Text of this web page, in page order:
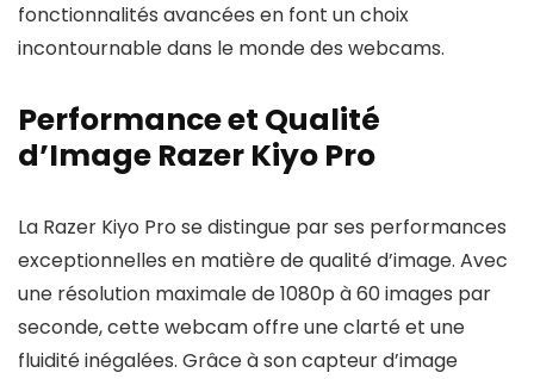
fonctionnalités avancées en font un choix
incontournable dans le monde des webcams.
Performance et Qualité
d’Image Razer Kiyo Pro
La Razer Kiyo Pro se distingue par ses performances
exceptionnelles en matière de qualité d’image. Avec
une résolution maximale de 1080p à 60 images par
seconde, cette webcam offre une clarté et une
fluidité inégalées. Grâce à son capteur d’image